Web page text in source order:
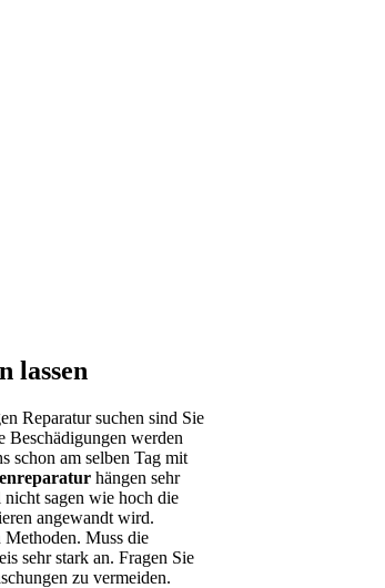
lassen
Reparatur suchen sind Sie
Beschädigungen werden
schon am selben Tag mit
hängen sehr
nicht sagen wie hoch die
angewandt wird.
Methoden. Muss die
sehr stark an. Fragen Sie
zu vermeiden.